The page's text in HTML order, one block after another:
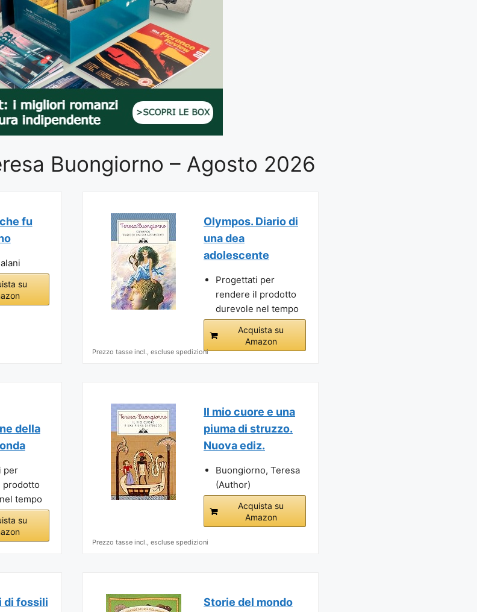
Buongiorno – Agosto 2026
fu
su
Olympos. Diario di
una dea
adolescente
Progettati per
rendere il prodotto
durevole nel tempo
Acquista su
Amazon
Prezzo tasse incl., escluse spedizioni
della
per
prodotto
tempo
su
Il mio cuore e una
piuma di struzzo.
Nuova ediz.
Buongiorno, Teresa
(Author)
Acquista su
Amazon
Prezzo tasse incl., escluse spedizioni
di fossili
Storie del mondo